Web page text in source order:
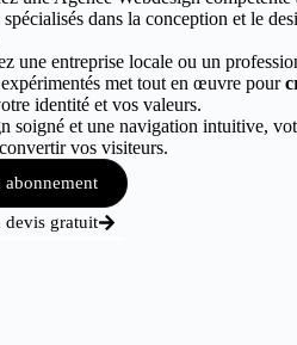
dans la conception et le
une entreprise locale ou un
met tout en œuvre pour
identité et vos valeurs.
soigné et une navigation intuitive,
vos visiteurs.
devis gratuit